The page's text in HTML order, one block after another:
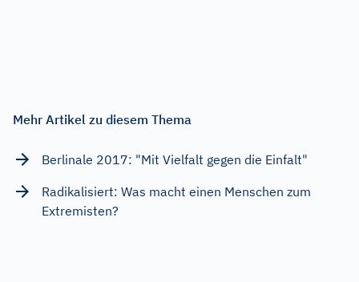
Mehr Artikel zu diesem Thema
Berlinale 2017: "Mit Vielfalt gegen die Einfalt"
Radikalisiert: Was macht einen Menschen zum
Extremisten?